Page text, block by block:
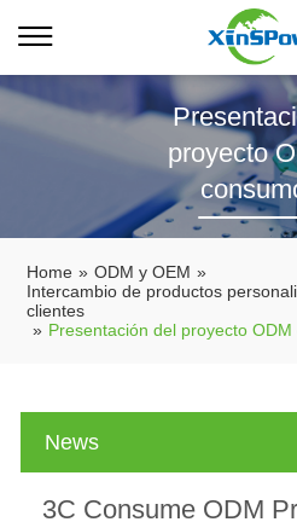
proyecto
Home » ODM y OEM »
Intercambio de productos
clientes
» Presentación del proyecto
News
3C Consume ODM